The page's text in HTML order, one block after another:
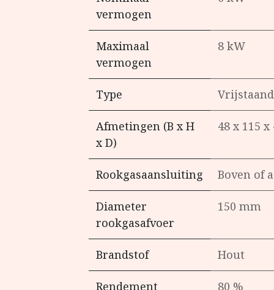
vermogen
Maximaal
vermogen
8 kW
Type Vrijstaand
Afmetingen (B x H
x D)
48 x 115 x
Rookgasaansluiting Boven of
Diameter
rookgasafvoer
150 mm
Brandstof Hout
Rendement 80 %